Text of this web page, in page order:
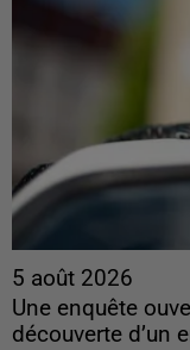
5 août 2026
Une enquête
découverte d’un